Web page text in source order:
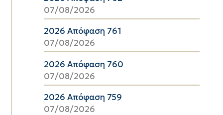
07/08/2026
2026 Απόφαση 761
07/08/2026
2026 Απόφαση 760
07/08/2026
2026 Απόφαση 759
07/08/2026